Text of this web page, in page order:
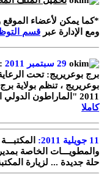
*كما يمكن لأعضاء
ومع الإدارة عبر قسم
29 سبتمبر 2011
برج بوعريريج: تحت
بوعريريج ، تنظم بولاية
2011 "الماراطون الدولي الأول لمدينة برج بوعريريج" ...
كاملا
11 جويلية 2011:
والمطويـــات الخاصة
حلة جديدة ... لزيارة المكتبة